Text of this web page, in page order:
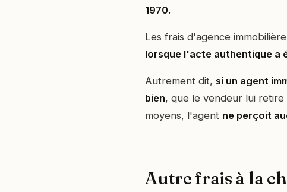
1970.
Les frais d'agence
lorsque l'acte authentique a
Autrement dit, si un agent
bien, que le vendeur lui
moyens, l'agent ne perçoit
Autre frais à la